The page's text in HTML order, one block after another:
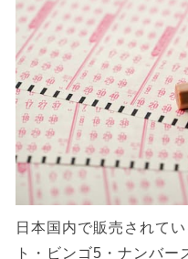
日本国内で販売されて
ト・ビンゴ5・ナンバー